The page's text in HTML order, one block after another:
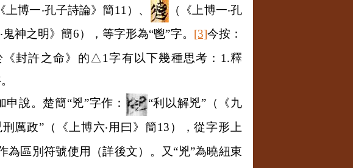
上博一‧孔子詩論》簡11 ）、 （《上博一‧孔
‧鬼神之明》簡6），等字形為“鬯”字。 [3]今按：
《封許之命》的 △1 字有以下幾種思考： 1.釋
說。楚簡“兇”字作：
“利以解兇”（《九
刑厲政”（《上博六‧用曰》簡13 ），從字形上
為區別符號使用（詳後文）。又“兇”為曉紐東